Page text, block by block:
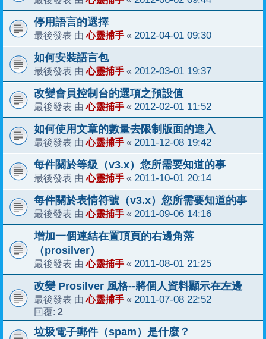
停用語言的選擇
最後發表 由心靈捕手 « 2012-04-01 09:30
如何安裝語言包
最後發表 由心靈捕手 « 2012-03-01 19:37
改變會員控制台的選項之預設值
最後發表 由心靈捕手 « 2012-02-01 11:52
如何使用文章的數量去限制版面的進入
最後發表 由心靈捕手 « 2011-12-08 19:42
每件關於等級（v3.x）您所需要知道的事
最後發表 由心靈捕手 « 2011-10-01 20:14
每件關於表情符號（v3.x）您所需要知道的事
最後發表 由心靈捕手 « 2011-09-06 14:16
增加一個連結在置頂頁的右邊角落
（prosilver）
最後發表 由心靈捕手 « 2011-08-01 21:25
改變 Prosilver 風格--將個人資料顯示在左邊
最後發表 由心靈捕手 « 2011-07-08 22:52
回覆: 2
垃圾電子郵件（spam）是什麼？